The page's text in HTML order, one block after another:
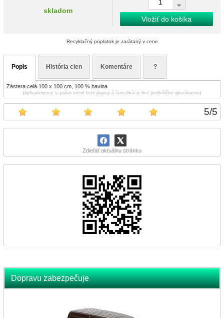
5/5
Zdieľať aktuálnu stránku
Dopravu zabezpečuje
skladom
Vložiť do košíka
Recyklačný poplatok je zarátaný v cene
Popis História cien Komentáre ?
Zástera celá 100 x 100 cm, 100 % bavlna
(vyhradzujeme si právo meniť tieto popisy a špecifikácie bez predošlého upozornenia)